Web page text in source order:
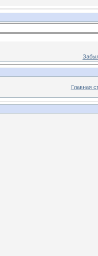
Главная